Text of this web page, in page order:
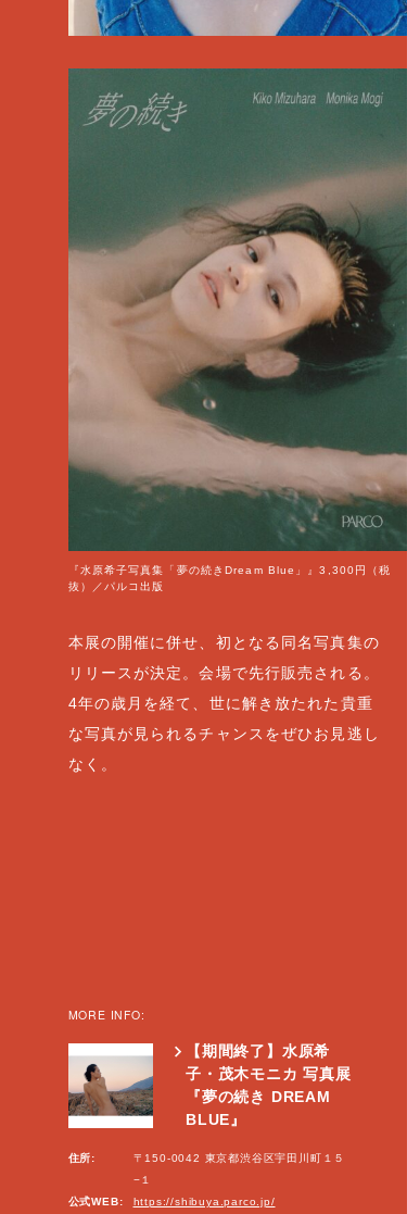
『水原希子写真集「夢の続きDream Blue」』3,300円（税
抜）／パルコ出版
本展の開催に併せ、初となる同名写真集の
リリースが決定。会場で先行販売される。
4年の歳月を経て、世に解き放たれた貴重
な写真が見られるチャンスをぜひお見逃し
なく。
MORE INFO:
【期間終了】水原希
子・茂木モニカ 写真展
『夢の続き DREAM
BLUE』
住所:
〒150-0042 東京都渋谷区宇田川町１５
−１
公式WEB:
https://shibuya.parco.jp/